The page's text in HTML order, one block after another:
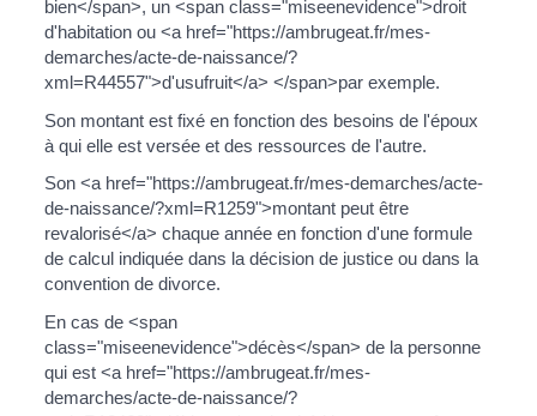
bien</span>, un <span class="miseenevidence">droit
d'habitation ou <a href="https://ambrugeat.fr/mes-
demarches/acte-de-naissance/?
xml=R44557">d'usufruit</a> </span>par exemple.
Son montant est fixé en fonction des besoins de l'époux
à qui elle est versée et des ressources de l'autre.
Son <a href="https://ambrugeat.fr/mes-demarches/acte-
de-naissance/?xml=R1259">montant peut être
revalorisé</a> chaque année en fonction d'une formule
de calcul indiquée dans la décision de justice ou dans la
convention de divorce.
En cas de <span
class="miseenevidence">décès</span> de la personne
qui est <a href="https://ambrugeat.fr/mes-
demarches/acte-de-naissance/?